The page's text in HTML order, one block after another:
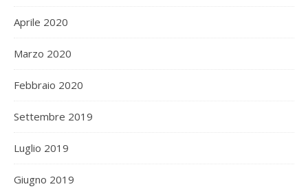
Aprile 2020
Marzo 2020
Febbraio 2020
Settembre 2019
Luglio 2019
Giugno 2019